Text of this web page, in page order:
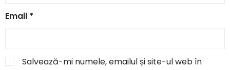
Email *
Salvează-mi numele, emailul și site-ul web în